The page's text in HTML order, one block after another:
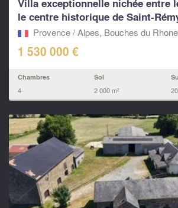
Villa exceptionnelle nichée entre
le centre historique de Saint-
Provence / Alpes, Bouches du Rhone
1 530 000 €
Chambres
4
Sol
2 000 m²